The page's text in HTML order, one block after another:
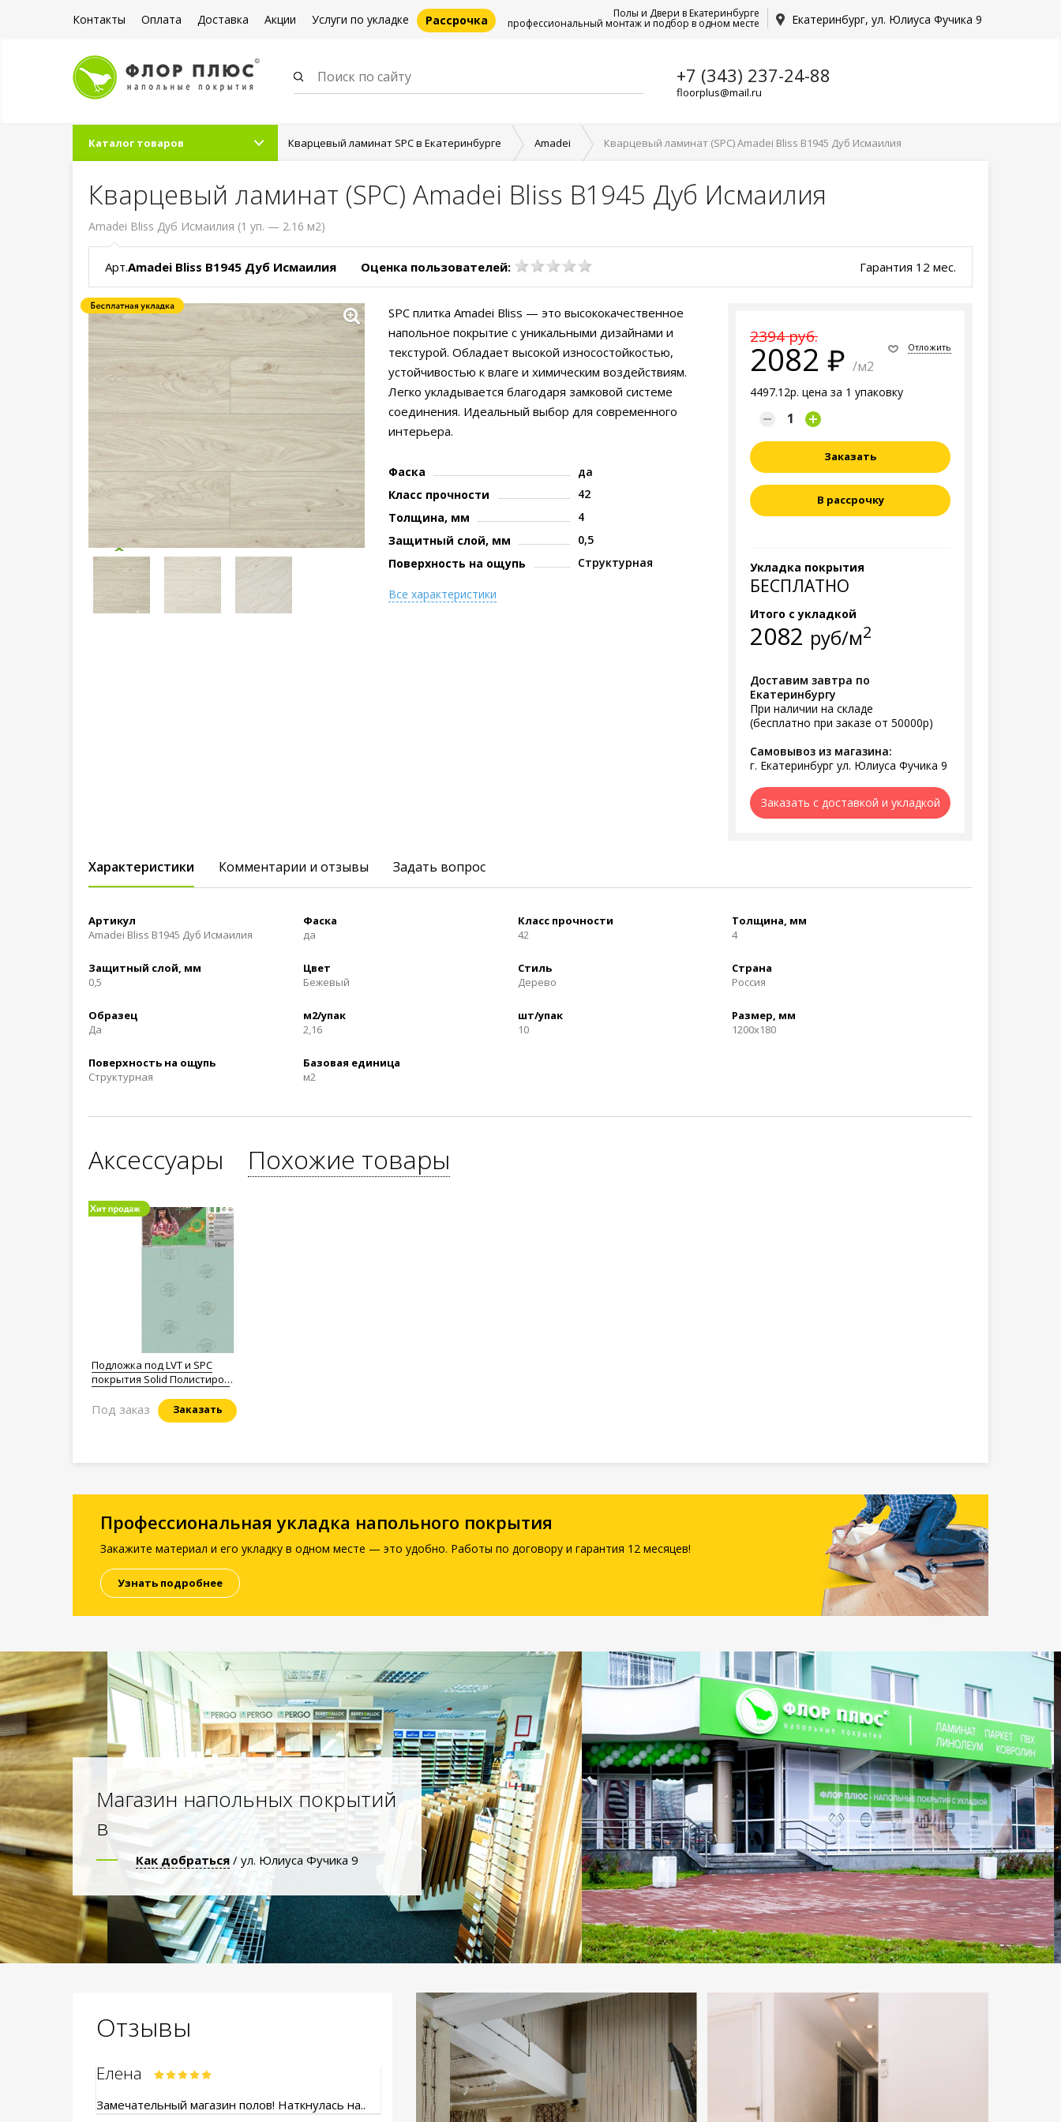
Контакты Оплата Доставка Акции Услуги по укладке Рассрочка Екатеринбург, ул. Юлиуса Фучика 9
Полы и Двери в Екатеринбурге
профессиональный монтаж и подбор в одном месте
+7 (343) 237-24-88
floorplus@mail.ru
Каталог товаров Кварцевый ламинат SPC в Екатеринбурге Amadei Кварцевый ламинат (SPC) Amadei Bliss B1945 Дуб Исмаилия
Кварцевый ламинат (SPC) Amadei Bliss B1945 Дуб Исмаилия
Amadei Bliss Дуб Исмаилия (1 уп. — 2.16 м2)
Арт.Amadei Bliss B1945 Дуб Исмаилия Оценка пользователей: Гарантия 12 мес.
2394 руб.
2082 /м2
4497.12р. цена за 1 упаковку
Отложить
Заказать
В рассрочку
Укладка покрытия
БЕСПЛАТНО
Итого с укладкой
2082 руб/м2
Доставим завтра по
Екатеринбургу
При наличии на складе
(бесплатно при заказе от 50000р)
Самовывоз из магазина:
г. Екатеринбург ул. Юлиуса Фучика 9
Заказать с доставкой и укладкой
SPC плитка Amadei Bliss — это высококачественное
напольное покрытие с уникальными дизайнами и
текстурой. Обладает высокой износостойкостью,
устойчивостью к влаге и химическим воздействиям.
Легко укладывается благодаря замковой системе
соединения. Идеальный выбор для современного
интерьера.
Фаска
да
Класс прочности
42
Толщина, мм
4
Защитный слой, мм
0,5
Поверхность на ощупь
Структурная
Все характеристики
Характеристики Комментарии и отзывы Задать вопрос
Артикул
Amadei Bliss B1945 Дуб Исмаилия
Фаска
да
Класс прочности
42
Толщина, мм
4
Защитный слой, мм
0,5
Цвет
Бежевый
Стиль
Дерево
Страна
Россия
Образец
Да
м2/упак
2,16
шт/упак
10
Размер, мм
1200x180
Поверхность на ощупь
Структурная
Базовая единица
м2
Аксессуары Похожие товары
Подложка под LVT и SPC
покрытия Solid Полистирол
Заказать
Под заказ
Профессиональная укладка напольного покрытия
Закажите материал и его укладку в одном месте — это удобно. Работы по договору и гарантия 12 месяцев!
Узнать подробнее
Магазин напольных покрытий
в
Как добраться / ул. Юлиуса Фучика 9
Отзывы
Елена
Замечательный магазин полов! Наткнулась на..